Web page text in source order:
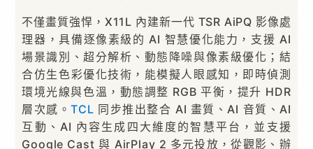
不僅畫質強悍，X11L 內建新一代 TSR AiPQ 影像處
理器，具備逐像素級的 AI 智慧優化能力，支援 AI
場景識別、超分解析、動態降噪與像素級優化；結
合仿生色彩優化技術，能模擬人眼感知，即時偵測
環境光線與色溫，動態調整 RGB 平衡，提升 HDR
層次感。TCL 同步推出整合 AI 畫質、AI 音質、AI
互動、AI 內容生成四大維度的智慧平台，並支援
Google Cast 與 AirPlay 2 多元投放，從觀影、辦